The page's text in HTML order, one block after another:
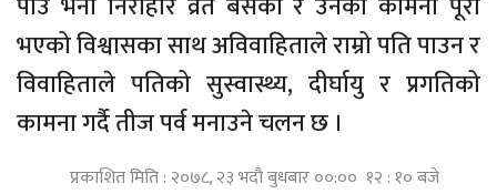
भएको विश्वासका साथ अविवाहिताले राम्रो पति पाउन र
विवाहिताले पतिको सुस्वास्थ्य, दीर्घायु र प्रगतिको
कामना गर्दै तीज पर्व मनाउने चलन छ ।
प्रकाशित मिति : २०७८, २३ भदौ बुधबार ००:०० १२ : १० बजे